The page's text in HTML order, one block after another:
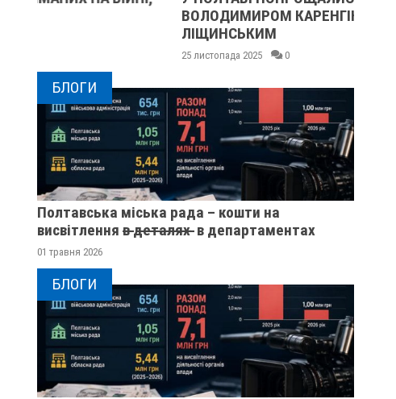
ВОЛОДИМИРОМ КАРЕНГІНИМ ТА ОЛЕГОМ
БЛОГИ
Полтавська міська рада – кошти на
висвітлення в̶ ̶д̶е̶т̶а̶л̶я̶х̶ ̶ в департаментах
01 травня 2026
БЛОГИ